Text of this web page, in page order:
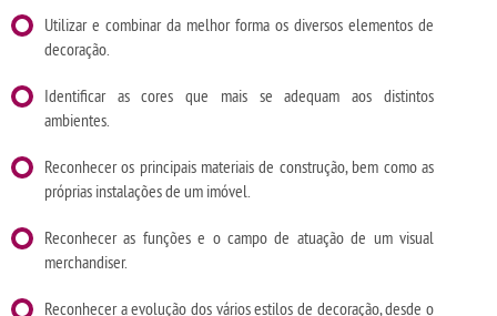
Utilizar e combinar da melhor forma os diversos elementos de
decoração.
Identificar as cores que mais se adequam aos distintos
ambientes.
Reconhecer os principais materiais de construção, bem como as
próprias instalações de um imóvel.
Reconhecer as funções e o campo de atuação de um visual
merchandiser.
Reconhecer a evolução dos vários estilos de decoração, desde o